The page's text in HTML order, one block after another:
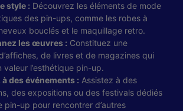
style : Découvrez les éléments de mode
des pin-ups, comme les robes à
bouclés et le maquillage retro.
les œuvres : Constituez une
de livres et de magazines qui
valeur l’esthétique pin-up.
des événements : Assistez à des
des expositions ou des festivals dédiés
pin-up pour rencontrer d’autres